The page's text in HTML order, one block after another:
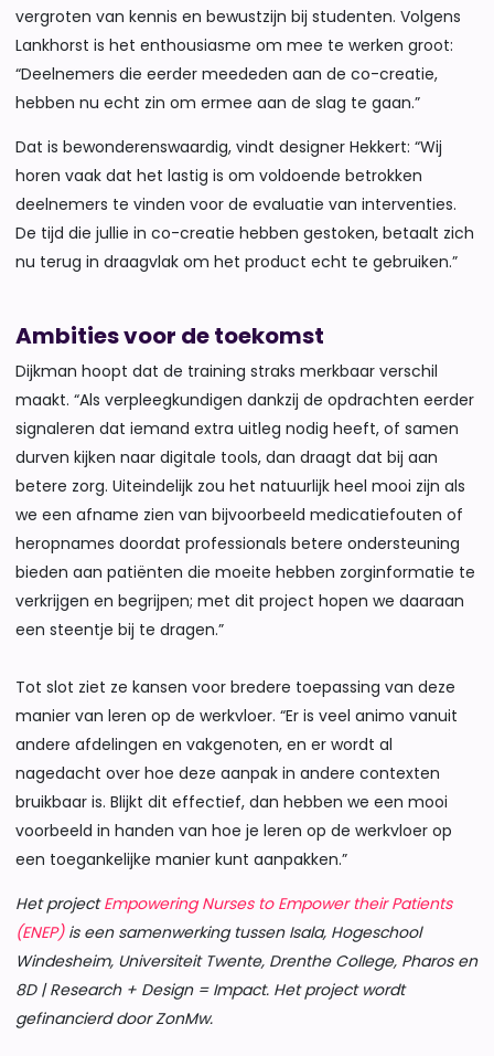
vergroten van kennis en bewustzijn bij studenten. Volgens
Lankhorst is het enthousiasme om mee te werken groot:
“Deelnemers die eerder meededen aan de co-creatie,
hebben nu echt zin om ermee aan de slag te gaan.”
Dat is bewonderenswaardig, vindt designer Hekkert: “Wij
horen vaak dat het lastig is om voldoende betrokken
deelnemers te vinden voor de evaluatie van interventies.
De tijd die jullie in co-creatie hebben gestoken, betaalt zich
nu terug in draagvlak om het product echt te gebruiken.”
Ambities voor de toekomst
Dijkman hoopt dat de training straks merkbaar verschil
maakt. “Als verpleegkundigen dankzij de opdrachten eerder
signaleren dat iemand extra uitleg nodig heeft, of samen
durven kijken naar digitale tools, dan draagt dat bij aan
betere zorg. Uiteindelijk zou het natuurlijk heel mooi zijn als
we een afname zien van bijvoorbeeld medicatiefouten of
heropnames doordat professionals betere ondersteuning
bieden aan patiënten die moeite hebben zorginformatie te
verkrijgen en begrijpen; met dit project hopen we daaraan
een steentje bij te dragen.”
Tot slot ziet ze kansen voor bredere toepassing van deze
manier van leren op de werkvloer. “Er is veel animo vanuit
andere afdelingen en vakgenoten, en er wordt al
nagedacht over hoe deze aanpak in andere contexten
bruikbaar is. Blijkt dit effectief, dan hebben we een mooi
voorbeeld in handen van hoe je leren op de werkvloer op
een toegankelijke manier kunt aanpakken.”
Het projectEmpowering Nurses to Empower their Patients
(ENEP)is een samenwerking tussen Isala, Hogeschool
Windesheim, Universiteit Twente, Drenthe College, Pharos en
8D | Research + Design = Impact. Het project wordt
gefinancierd door ZonMw.